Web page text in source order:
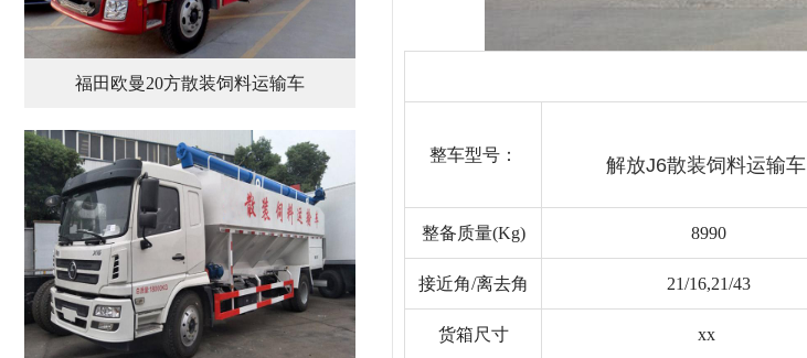
福田欧曼20方散装饲料运输车
整车型号： 解放J6散装饲料运输车
整备质量(Kg) 8990
接近角/离去角 21/16,21/43
货箱尺寸 xx